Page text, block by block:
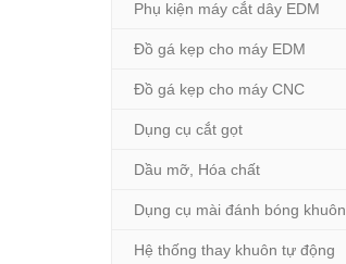
Phụ kiện máy cắt dây EDM
Đồ gá kẹp cho máy EDM
Đồ gá kẹp cho máy CNC
Dụng cụ cắt gọt
Dầu mỡ, Hóa chất
Dụng cụ mài đánh bóng khuôn
Hệ thống thay khuôn tự động